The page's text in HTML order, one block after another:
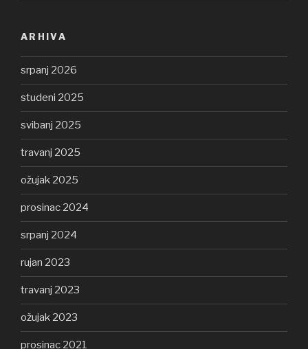
ARHIVA
srpanj 2026
studeni 2025
svibanj 2025
travanj 2025
ožujak 2025
prosinac 2024
srpanj 2024
rujan 2023
travanj 2023
ožujak 2023
prosinac 2021